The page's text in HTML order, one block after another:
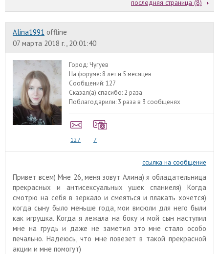
последняя страница (8)
Alina1991 offline
07 марта 2018 г., 20:01:40
Город: Чугуев
На форуме: 8 лет и 5 месяцев
Сообщений:127
Сказал(а) спасибо: 2 раза
Поблагодарили: 3 раза в 3 сообщенях
127 7
ссылка на сообщение
Привет всем) Мне 26, меня зовут Алина) я обладательница
прекрасных и антисексуальных ушек спаниеля) Когда
смотрю на себя в зеркало и смеяться и плакать хочется)
когда сыну было меньше года, мои висюли для него были
как игрушка. Когда я лежала на боку и мой сын наступил
мне на грудь и даже не заметил это мне стало особо
печально. Надеюсь, что мне повезет в такой прекрасной
акции и мне помогут)